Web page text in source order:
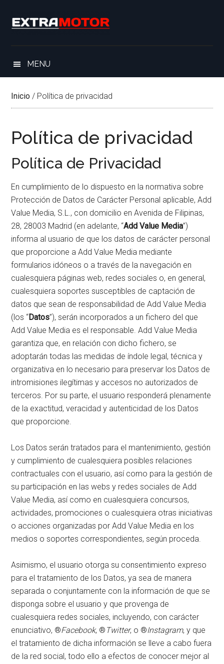
contenido
secondary
MENU
Inicio / Política de privacidad
Política de privacidad
Política de Privacidad
En cumplimiento de lo dispuesto en la normativa sobre
Protección de Datos de Carácter Personal aplicable, Add
Value Media, S.L., con domicilio en Avenida de Filipinas,
28, 28003 Madrid (en adelante, “Add Value Media”)
informa al usuario de que los datos de carácter personal
que proporcione a Add Value Media mediante
formularios idóneos o a través de la navegación en
cualesquiera páginas web, redes sociales o, en general,
cualesquiera soportes susceptibles de captación de
datos que sean de responsabilidad de Add Value Media
(los “Datos”), serán incorporados a un fichero del que
Add Value Media es el responsable. Add Value Media
garantiza que, en relación con dicho fichero, se
adoptarán todas las medidas de índole legal, técnica y
organizativa en lo necesario para preservar los Datos de
intromisiones ilegítimas y accesos no autorizados de
terceros. Por su parte, el usuario responderá plenamente
de la exactitud, veracidad y autenticidad de los Datos
que proporcione.
Los Datos serán tratados para el mantenimiento, gestión
y cumplimiento de cualesquiera posibles relaciones
contractuales con el usuario, así como para la gestión de
su participación en las webs y redes sociales de Add
Value Media, así como en cualesquiera concursos,
actividades, promociones o cualesquiera otras iniciativas
o acciones organizadas por Add Value Media en los
medios o soportes correspondientes, según proceda.
Asimismo, el usuario otorga su consentimiento expreso
para el tratamiento de los Datos, ya sea de manera
separada o conjuntamente con la información de que se
disponga sobre el usuario y que provenga de
cualesquiera redes sociales, incluyendo, con carácter
enunciativo, ®Facebook, ® Twitter, o ®Instagram, y que
el tratamiento de dicha información se lleve a cabo fuera
de la red social, todo ello a efectos de conocer mejor al